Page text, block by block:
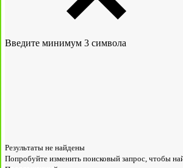
Введите минимум 3 символа
Результаты не найдены
Попробуйте изменить поисковый запрос, чтобы